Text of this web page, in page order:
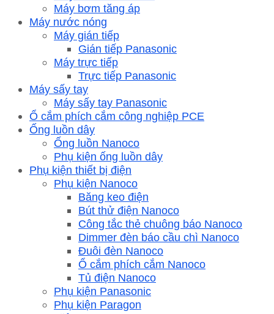
Máy bơm tăng áp
Máy nước nóng
Máy gián tiếp
Gián tiếp Panasonic
Máy trực tiếp
Trực tiếp Panasonic
Máy sấy tay
Máy sấy tay Panasonic
Ổ cắm phích cắm công nghiệp PCE
Ống luồn dây
Ống luồn Nanoco
Phụ kiện ống luồn dây
Phụ kiện thiết bị điện
Phụ kiện Nanoco
Băng keo điện
Bút thử điện Nanoco
Công tắc thẻ chuông báo Nanoco
Dimmer đèn báo cầu chì Nanoco
Đuôi đèn Nanoco
Ổ cắm phích cắm Nanoco
Tủ điện Nanoco
Phụ kiện Panasonic
Phụ kiện Paragon